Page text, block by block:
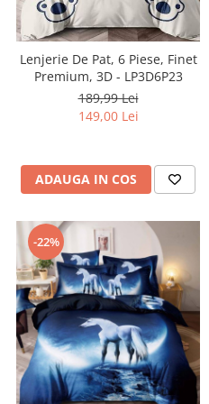
Lenjerie De Pat, 6 Piese, Finet
Premium, 3D - LP3D6P23
189,99 Lei
149,00 Lei
ADAUGA IN COS
-22%